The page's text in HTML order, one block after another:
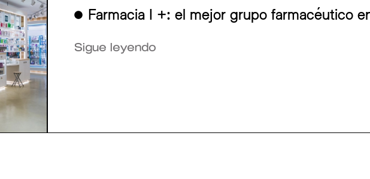
Farmacia I +: el mejor grupo farmacéutico
Sigue leyendo